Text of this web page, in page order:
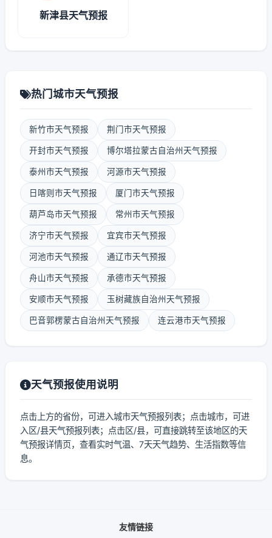
新津县天气预报
热门城市天气预报
新竹市天气预报 荆门市天气预报
开封市天气预报 博尔塔拉蒙古自治州天气预报
泰州市天气预报 河源市天气预报
日喀则市天气预报 厦门市天气预报
葫芦岛市天气预报 常州市天气预报
济宁市天气预报 宜宾市天气预报
河池市天气预报 通辽市天气预报
舟山市天气预报 承德市天气预报
安顺市天气预报 玉树藏族自治州天气预报
巴音郭楞蒙古自治州天气预报 连云港市天气预报
天气预报使用说明
点击上方的省份，可进入城市天气预报列表；点击城市，可进
入区/县天气预报列表；点击区/县，可直接跳转至该地区的天
气预报详情页，查看实时气温、7天天气趋势、生活指数等信
息。
友情链接